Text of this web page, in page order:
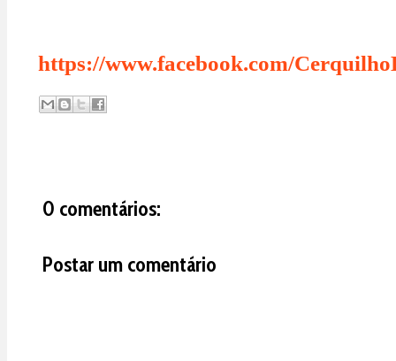
https://www.facebook.com/
0 comentários:
Postar um comentário